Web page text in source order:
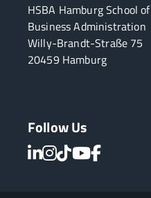
HSBA Hamburg School of
Business Administration
Willy-Brandt-Straße 75
20459 Hamburg
Follow Us